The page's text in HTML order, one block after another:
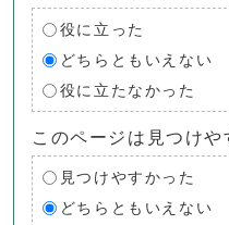
役に立った
どちらともいえない
役に立たなかった
このページは見つけや
見つけやすかった
どちらともいえない